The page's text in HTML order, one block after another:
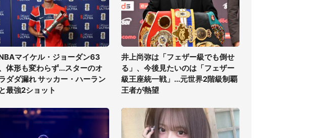
マイケル・ジョーダン63
体形も変わらず...スターのオ
ダダ漏れ サッカー・ハーラン
最強2ショット
井上尚弥は「フェザー級でも倒せ
る」、今後見たいのは「フェザー
級王座統一戦」...元世界2階級制覇
王者が熱望